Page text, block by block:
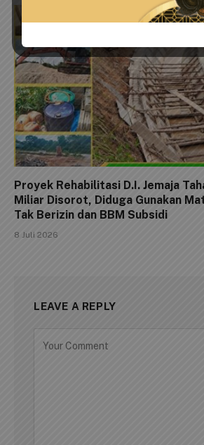
Proyek Rehabilitasi D.I. Jemaja
Miliar Disorot, Diduga Gunakan
Tak Berizin dan BBM Subsidi
8 Juli 2026
LEAVE A REPLY